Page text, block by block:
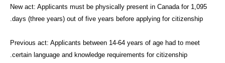
New act: Applicants must be physically present in Canada for 1,095
days (three years) out of five years before applying for citizenship.
Previous act: Applicants between 14-64 years of age had to meet
certain language and knowledge requirements for citizenship.